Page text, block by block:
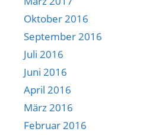
Oktober 2016
September 2016
Juli 2016
Juni 2016
April 2016
März 2016
Februar 2016